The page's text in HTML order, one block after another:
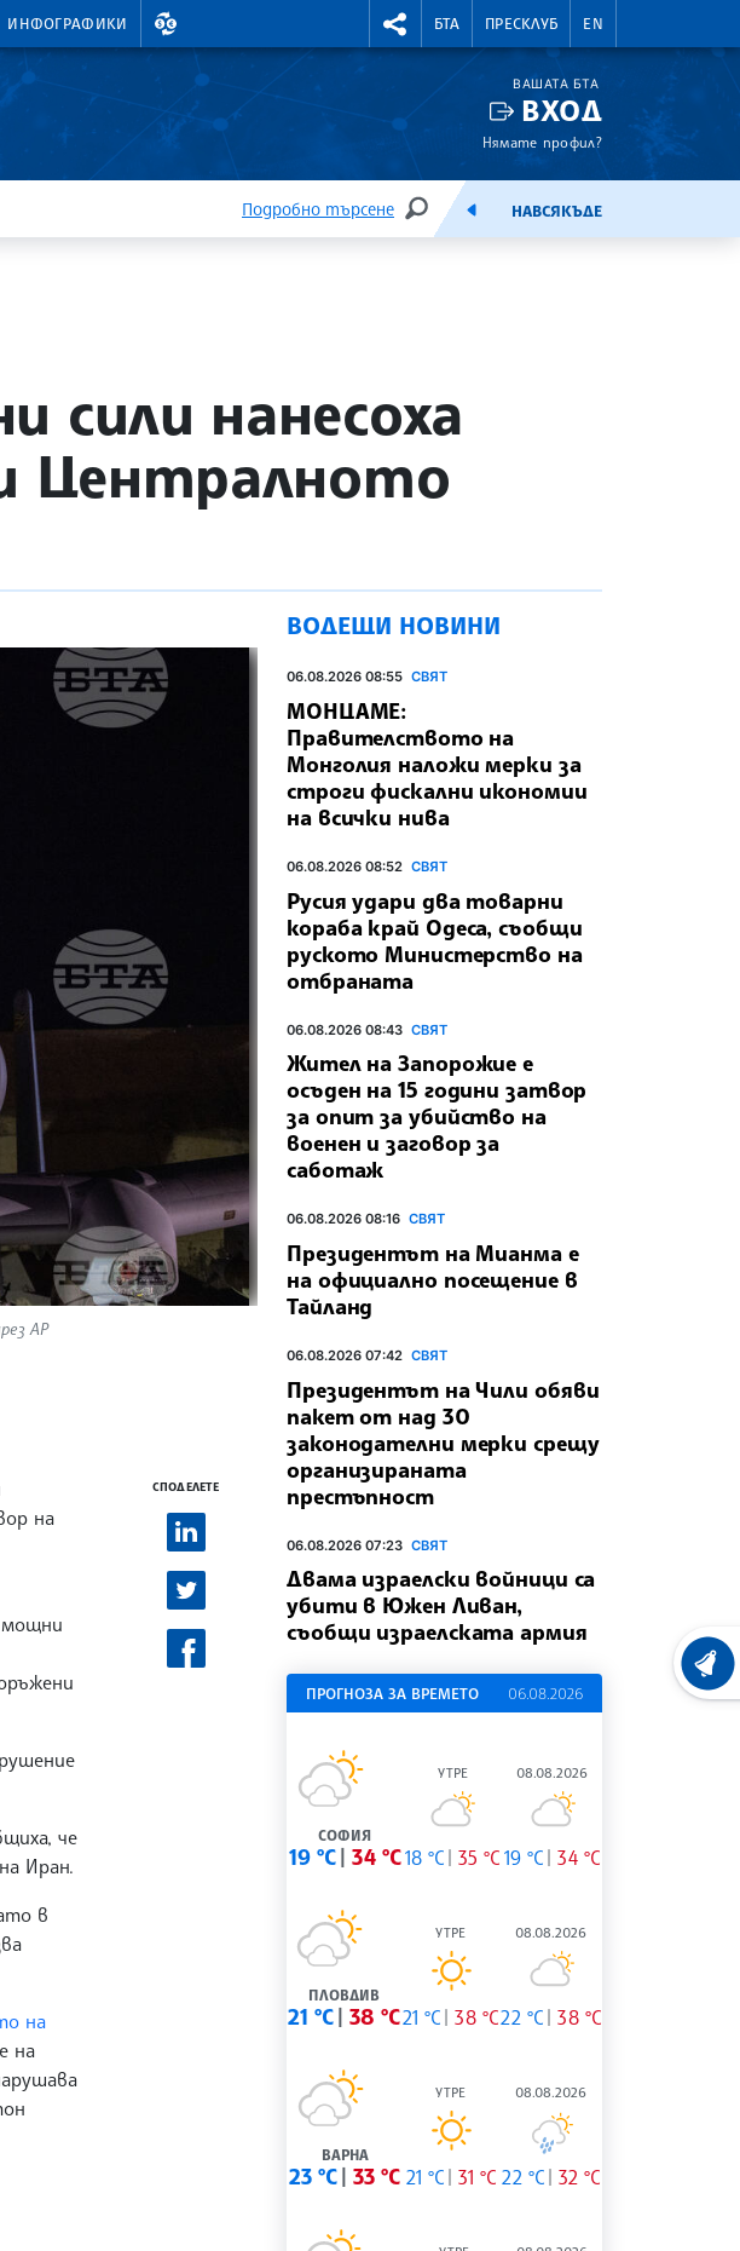
ИНФОГРАФИКИ
ВАЛУТНИ КУРСОВЕ RIGHTMENU.SOCIAL
БТА ПРЕСКЛУБ EN
ВАШАТА БТА
ВХОД
Нямате профил?
Подробно търсене
ТЪРСЕНЕЕМИСИЯНАВСЯКЪДЕ
сили нанесоха
Централното
AP
на
мощни
че
Иран.
в
на
на
СПОДЕЛЕТЕ
ВОДЕЩИ НОВИНИ
06.08.2026 08:55 СВЯТ
МОНЦАМЕ:
Правителството на
Монголия наложи мерки за
строги фискални икономии
на всички нива
06.08.2026 08:52 СВЯТ
Русия удари два товарни
кораба край Одеса, съобщи
руското Министерство на
отбраната
06.08.2026 08:43 СВЯТ
Жител на Запорожие е
осъден на 15 години затвор
за опит за убийство на
военен и заговор за
саботаж
06.08.2026 08:16 СВЯТ
Президентът на Мианма е
на официално посещение в
Тайланд
06.08.2026 07:42 СВЯТ
Президентът на Чили обяви
пакет от над 30
законодателни мерки срещу
организираната
престъпност
06.08.2026 07:23 СВЯТ
Двама израелски войници са
убити в Южен Ливан,
съобщи израелската армия
ПРОГНОЗА ЗА ВРЕМЕТО 06.08.2026
СОФИЯ
19 °C 34 °C
УТРЕ
18 °C 35 °C
08.08.2026
19 °C 34 °C
ПЛОВДИВ
21 °C 38 °C
УТРЕ
21 °C 38 °C
08.08.2026
22 °C 38 °C
ВАРНА
23 °C 33 °C
УТРЕ
21 °C 31 °C
08.08.2026
22 °C 32 °C